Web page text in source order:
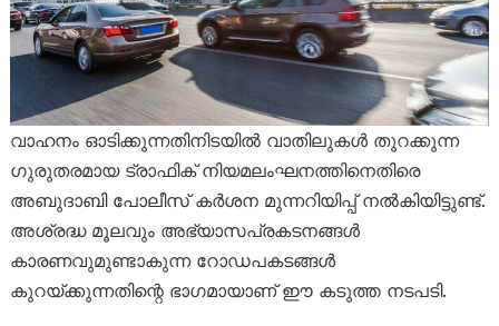
വാഹനം ഓടിക്കുന്നതിനിടയിൽ വാതിലുകൾ തുറക്കുന്ന
ഗുരുതരമായ ട്രാഫിക് നിയമലംഘനത്തിനെതിരെ
അബുദാബി പോലീസ് കർശന മുന്നറിയിപ്പ് നൽകിയിട്ടുണ്ട്.
അശ്രദ്ധ മൂലവും അഭ്യാസപ്രകടനങ്ങൾ
കാരണവുമുണ്ടാകുന്ന റോഡപകടങ്ങൾ
കുറയ്ക്കുന്നതിന്റെ ഭാഗമായാണ് ഈ കടുത്ത നടപടി.